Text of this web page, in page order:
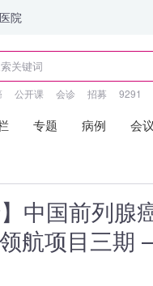
院
公开课 会诊 招募 9291
专题 病例 会
中国前列腺
航项目三期